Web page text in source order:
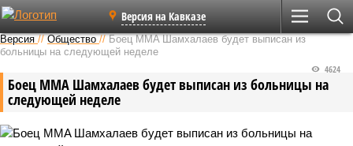
Версия на Кавказе
Версия //Общество //Боец MMA Шамхалаев будет выписан из
больницы на следующей неделе
Боец MMA Шамхалаев будет выписан из больницы на
следующей неделе
4624